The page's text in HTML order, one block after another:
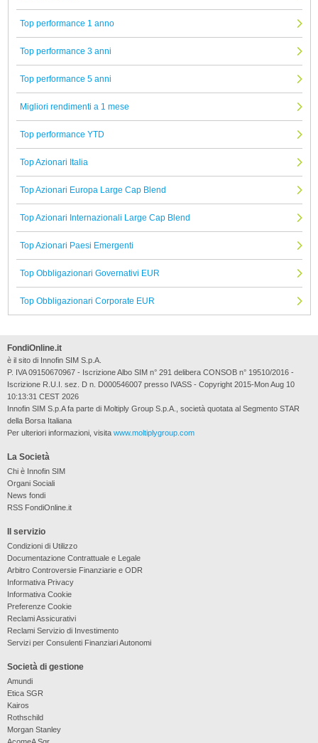
Top performance 1 anno
Top performance 3 anni
Top performance 5 anni
Migliori rendimenti a 1 mese
Top performance YTD
Top Azionari Italia
Top Azionari Europa Large Cap Blend
Top Azionari Internazionali Large Cap Blend
Top Azionari Paesi Emergenti
Top Obbligazionari Governativi EUR
Top Obbligazionari Corporate EUR
La Società
Chi è Innofin SIM
Organi Sociali
News fondi
RSS FondiOnline.it
Il servizio
Condizioni di Utilizzo
Documentazione Contrattuale e Legale
Arbitro Controversie Finanziarie e ODR
Informativa Privacy
Informativa Cookie
Preferenze Cookie
Reclami Assicurativi
Reclami Servizio di Investimento
Servizi per Consulenti Finanziari Autonomi
Società di gestione
Amundi
Etica SGR
Kairos
Rothschild
Morgan Stanley
FondiOnline.it
è il sito di Innofin SIM S.p.A.
P. IVA 09150670967 - Iscrizione Albo SIM n° 291 delibera CONSOB n° 19510/2016 -
Iscrizione R.U.I. sez. D n. D000546007 presso IVASS - Copyright 2015-Mon Aug 10
10:13:31 CEST 2026
Innofin SIM S.p.A fa parte di Moltiply Group S.p.A., società quotata al Segmento STAR
della Borsa Italiana
Per ulteriori informazioni, visita www.moltiplygroup.com